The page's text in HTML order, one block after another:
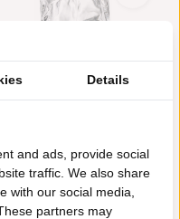
drinkglazen die
zijn in een ...
Op voorraad
Details
and ads, provide social
traffic. We also share
with our social media,
partners may